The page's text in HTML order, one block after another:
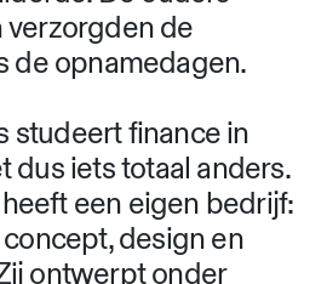
de
de opnamedagen.
studeert finance in
dus iets totaal anders.
een eigen bedrijf:
design en
ontwerpt onder